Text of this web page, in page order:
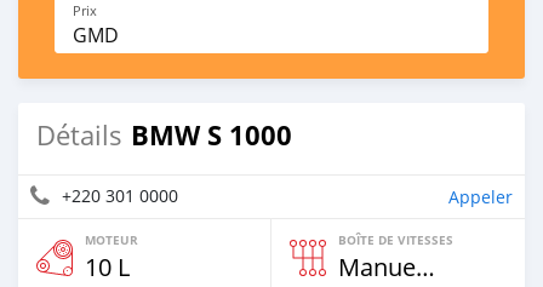
Prix
GMD
Détails BMW S 1000
+220 301 0000 Appeler
MOTEUR
10 L
BOÎTE DE VITESSES
Manuelle